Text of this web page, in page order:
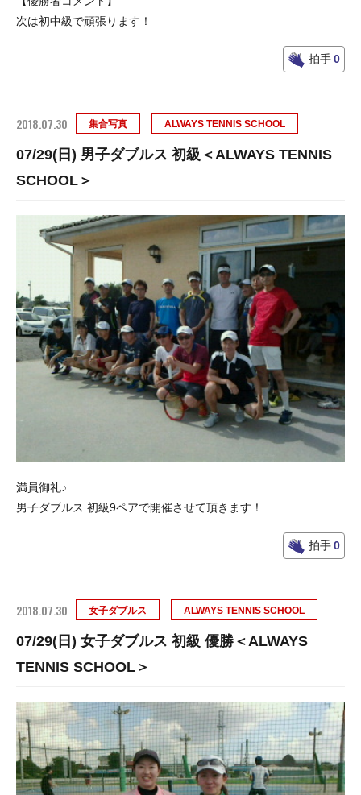
次は初中級で頑張ります！
拍手0
2018.07.30 集合写真 ALWAYS TENNIS SCHOOL
07/29(日) 男子ダブルス 初級＜ALWAYS TENNIS
SCHOOL＞
満員御礼♪
男子ダブルス 初級9ペアで開催させて頂きます！
拍手0
2018.07.30 女子ダブルス ALWAYS TENNIS SCHOOL
07/29(日) 女子ダブルス 初級 優勝＜ALWAYS
TENNIS SCHOOL＞